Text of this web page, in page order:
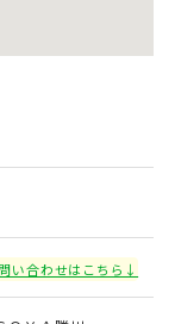
い合わせはこちら↓